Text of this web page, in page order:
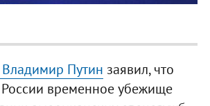
Путин заявил, что
временное убежище